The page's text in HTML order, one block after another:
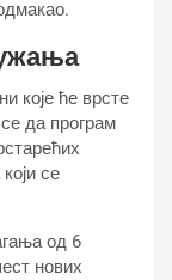
које ће врсте
да програм
се
од 6
нових